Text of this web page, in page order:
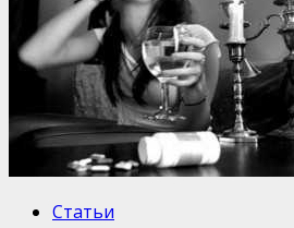
Статьи